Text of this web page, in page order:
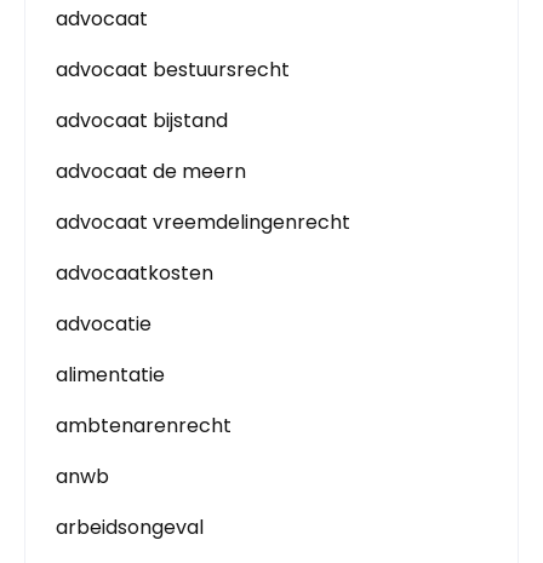
advocaat
advocaat bestuursrecht
advocaat bijstand
advocaat de meern
advocaat vreemdelingenrecht
advocaatkosten
advocatie
alimentatie
ambtenarenrecht
anwb
arbeidsongeval